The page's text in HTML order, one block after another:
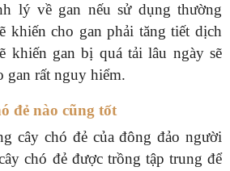
lý về gan nếu sử dụng thường
khiến cho gan phải tăng tiết dịch
khiến gan bị quá tải lâu ngày sẽ
gan rất nguy hiểm.
đẻ nào cũng tốt
cây chó đẻ của đông đảo người
chó đẻ được trồng tập trung để